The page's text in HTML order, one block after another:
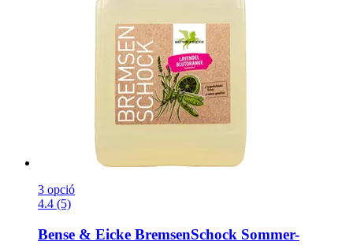
3 opció
4.4 (5)
Bense & Eicke BremsenSchock Sommer-​